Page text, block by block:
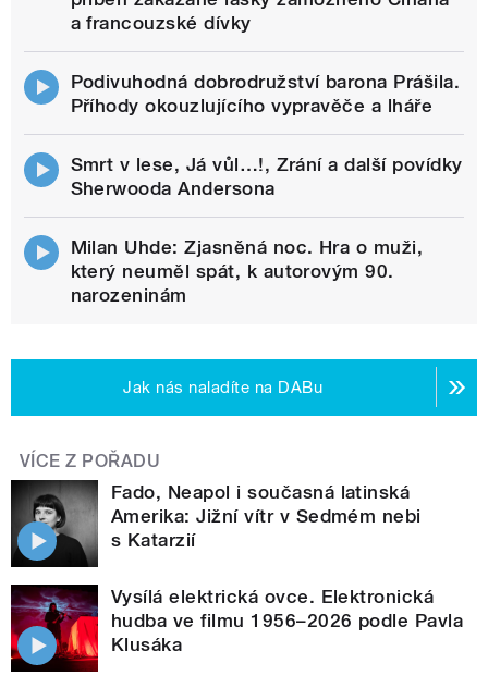
a francouzské dívky
Podivuhodná dobrodružství barona Prášila.
Příhody okouzlujícího vypravěče a lháře
Smrt v lese, Já vůl…!, Zrání a další povídky
Sherwooda Andersona
Milan Uhde: Zjasněná noc. Hra o muži,
který neuměl spát, k autorovým 90.
narozeninám
Jak nás naladíte na DABu
VÍCE Z POŘADU
Fado, Neapol i současná latinská
Amerika: Jižní vítr v Sedmém nebi
s Katarzií
Vysílá elektrická ovce. Elektronická
hudba ve filmu 1956–2026 podle Pavla
Klusáka